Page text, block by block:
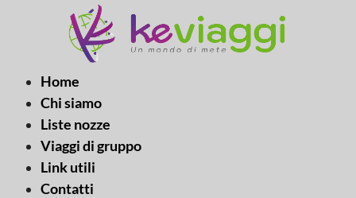
Home
Chi siamo
Liste nozze
Viaggi di gruppo
Link utili
Contatti